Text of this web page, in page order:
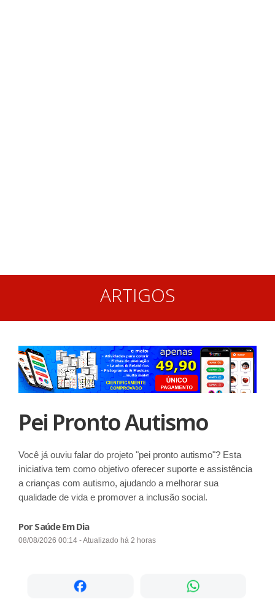
ARTIGOS
Pei Pronto Autismo
Você já ouviu falar do projeto "pei pronto autismo"? Esta
iniciativa tem como objetivo oferecer suporte e assistência
a crianças com autismo, ajudando a melhorar sua
qualidade de vida e promover a inclusão social.
Por Saúde Em Dia
08/08/2026 00:14 - Atualizado há 2 horas